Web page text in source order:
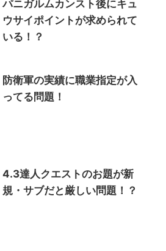
パニガルムカンスト後にキュ
ウサイポイントが求められて
いる！？
防衛軍の実績に職業指定が入
ってる問題！
4.3達人クエストのお題が新
規・サブだと厳しい問題！？